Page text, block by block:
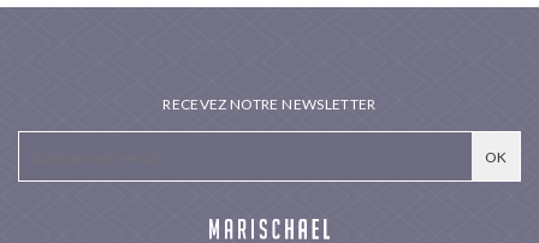
RECEVEZ NOTRE NEWSLETTER